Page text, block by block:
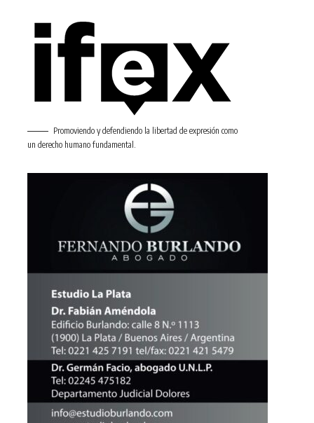
Promoviendo y defendiendo la libertad de expresión como
un derecho humano fundamental.